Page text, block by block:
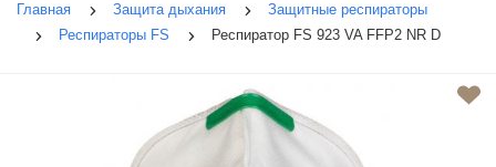
Главная Защита дыхания
Защитные респираторы
Респираторы FS
Респиратор FS 923 VA FFP2 NR D